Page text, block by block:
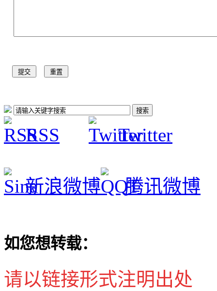
RSS Twitter
新浪微博 腾讯微博
如您想转载：
请以链接形式注明出处